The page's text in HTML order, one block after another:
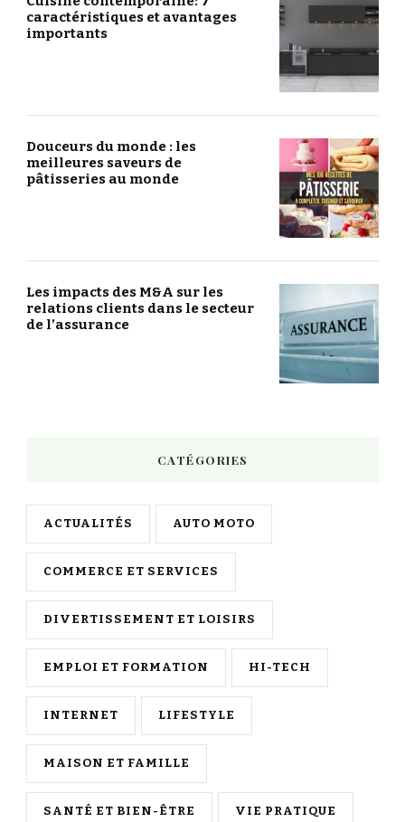
caractéristiques et avantages
importants
Douceurs du monde : les
meilleures saveurs de
pâtisseries au monde
Les impacts des M&A sur les
relations clients dans le secteur
de l’assurance
CATÉGORIES
ACTUALITÉS AUTO MOTO
COMMERCE ET SERVICES
DIVERTISSEMENT ET LOISIRS
EMPLOI ET FORMATION HI-TECH
INTERNET LIFESTYLE
MAISON ET FAMILLE
SANTÉ ET BIEN-ÊTRE VIE PRATIQUE